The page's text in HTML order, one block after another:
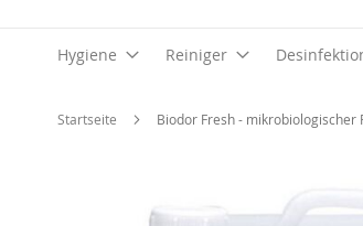
Hygiene Reiniger
Startseite Biodor Fresh -